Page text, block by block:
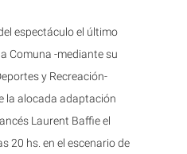
espectáculo el último
Comuna -mediante su
y Recreación-
la alocada adaptación
Laurent Baffie el
20 hs. en el escenario de